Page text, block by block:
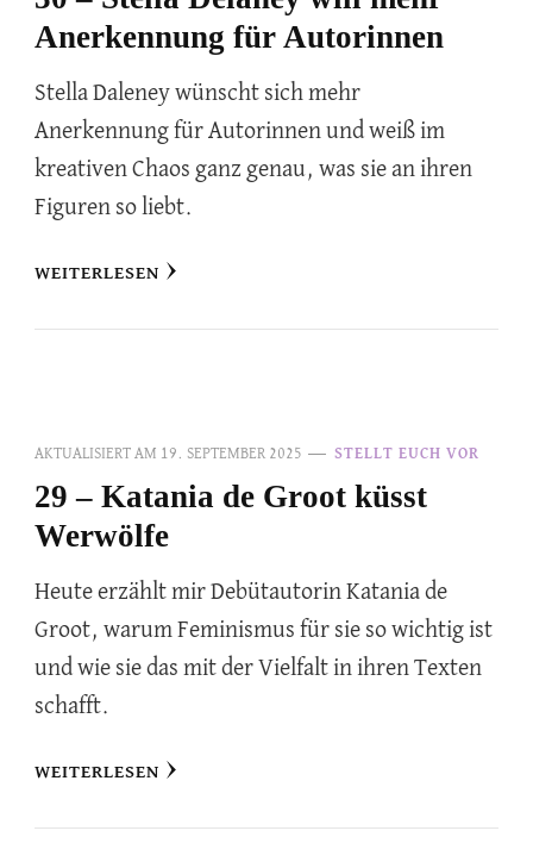
Anerkennung für Autorinnen
Stella Daleney wünscht sich mehr
Anerkennung für Autorinnen und weiß im
kreativen Chaos ganz genau, was sie an ihren
Figuren so liebt.
WEITERLESEN
AKTUALISIERT AM 19. SEPTEMBER 2025 STELLT EUCH VOR
29 – Katania de Groot küsst
Werwölfe
Heute erzählt mir Debütautorin Katania de
Groot, warum Feminismus für sie so wichtig ist
und wie sie das mit der Vielfalt in ihren Texten
schafft.
WEITERLESEN